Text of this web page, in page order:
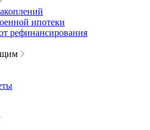
ипотеки
рефинансирования